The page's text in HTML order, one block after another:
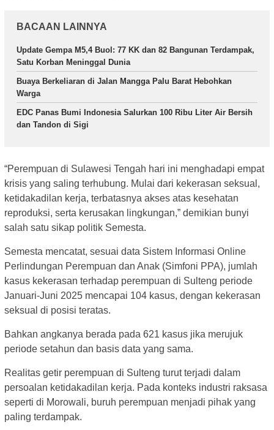
BACAAN LAINNYA
Update Gempa M5,4 Buol: 77 KK dan 82 Bangunan Terdampak,
Satu Korban Meninggal Dunia
Buaya Berkeliaran di Jalan Mangga Palu Barat Hebohkan
Warga
EDC Panas Bumi Indonesia Salurkan 100 Ribu Liter Air Bersih
dan Tandon di Sigi
“Perempuan di Sulawesi Tengah hari ini menghadapi empat
krisis yang saling terhubung. Mulai dari kekerasan seksual,
ketidakadilan kerja, terbatasnya akses atas kesehatan
reproduksi, serta kerusakan lingkungan,” demikian bunyi
salah satu sikap politik Semesta.
Semesta mencatat, sesuai data Sistem Informasi Online
Perlindungan Perempuan dan Anak (Simfoni PPA), jumlah
kasus kekerasan terhadap perempuan di Sulteng periode
Januari-Juni 2025 mencapai 104 kasus, dengan kekerasan
seksual di posisi teratas.
Bahkan angkanya berada pada 621 kasus jika merujuk
periode setahun dan basis data yang sama.
Realitas getir perempuan di Sulteng turut terjadi dalam
persoalan ketidakadilan kerja. Pada konteks industri raksasa
seperti di Morowali, buruh perempuan menjadi pihak yang
paling terdampak.